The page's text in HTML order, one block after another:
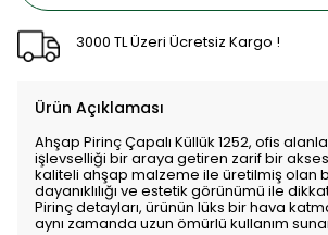
3000 TL Üzeri Ücretsiz Kargo !
Ürün Açıklaması
Ahşap Pirinç Çapalı Küllük 1252, ofis
işlevselliği bir araya getiren zarif bir
kaliteli ahşap malzeme ile üretilmiş olan
dayanıklılığı ve estetik görünümü ile
Pirinç detayları, ürünün lüks bir hava
aynı zamanda uzun ömürlü kullanım